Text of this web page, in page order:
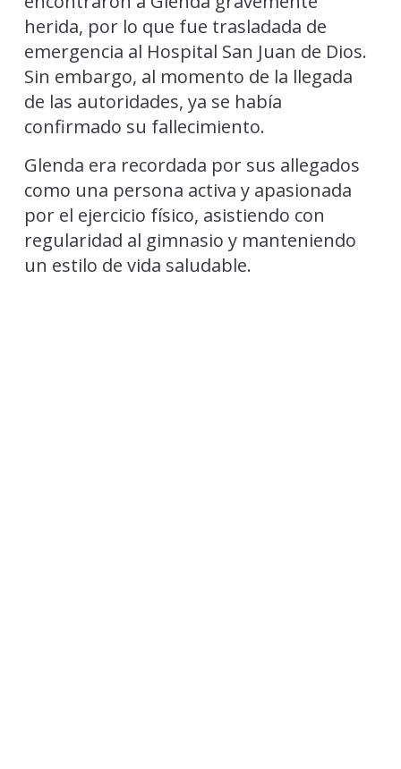
herida, por lo que fue trasladada de
emergencia al Hospital San Juan de Dios.
Sin embargo, al momento de la llegada
de las autoridades, ya se había
confirmado su fallecimiento.
Glenda era recordada por sus allegados
como una persona activa y apasionada
por el ejercicio físico, asistiendo con
regularidad al gimnasio y manteniendo
un estilo de vida saludable.